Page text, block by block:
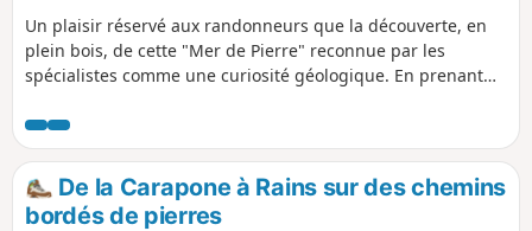
Un plaisir réservé aux randonneurs que la découverte, en
plein bois, de cette "Mer de Pierre" reconnue par les
spécialistes comme une curiosité géologique. En prenant
larges vues sur la Vallée de la Guye vers l'Est et le secteur
des Baudots au Nord. Très ombragé, le parcours bénéficiera
ensuite de quelques échappées sur les Monts du
Charollais. Voir informations pratiques.
De la Carapone à Rains sur des chemins
bordés de pierres